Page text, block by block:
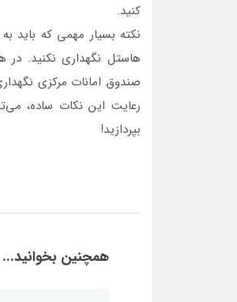
کنید.
نکته بسیار مهمی که باید
هاستل نگهداری نکنید. در
صندوق امانات مرکزی
رعایت این نکات ساده،
بپردازید!
همچنین بخوانید...